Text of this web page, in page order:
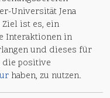
Universität Jena
ist es, ein
Interaktionen in
und dieses für
die positive
haben, zu nutzen.